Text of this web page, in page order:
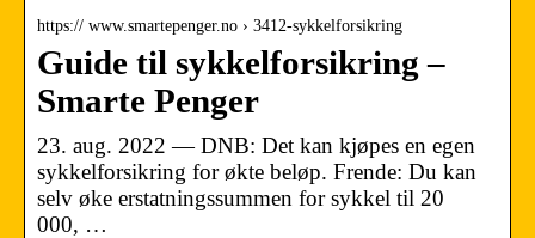
https:// www.smartepenger.no › 3412-sykkelforsikring
Guide til sykkelforsikring –
Smarte Penger
23. aug. 2022 — DNB: Det kan kjøpes en egen
sykkelforsikring for økte beløp. Frende: Du kan
selv øke erstatningssummen for sykkel til 20
000, …